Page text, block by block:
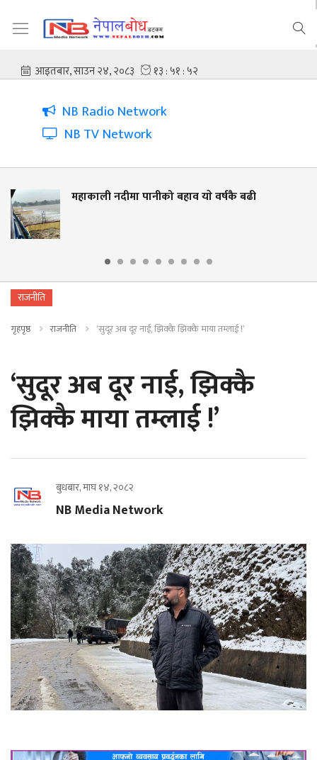
NB Radio Network
NB TV Network
पानीको बहाव याे वर्षकै बढी
नदी किनार
राजनीति
गृहपृष्ठ राजनीति ‘सुदूर अब दूर नाई, झिक्कै झिक्कै माया तम्लाई !’
‘सुदूर अब दूर नाई, झिक्कै
झिक्कै माया तम्लाई !’
बुधबार, माघ १४, २०८२
NB Media Network